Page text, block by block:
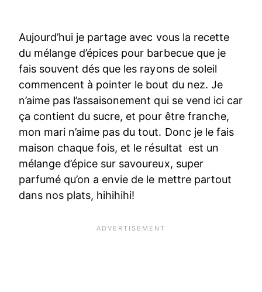
Aujourd’hui je partage avec vous la recette
du mélange d’épices pour barbecue que je
fais souvent dés que les rayons de soleil
commencent à pointer le bout du nez. Je
n’aime pas l’assaisonement qui se vend ici car
ça contient du sucre, et pour être franche,
mon mari n’aime pas du tout. Donc je le fais
maison chaque fois, et le résultat est un
mélange d’épice sur savoureux, super
parfumé qu’on a envie de le mettre partout
dans nos plats, hihihihi!